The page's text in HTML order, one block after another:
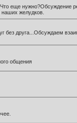
еще нужно?Обсуждение
желудков.
без друга...Обсуждаем
общения